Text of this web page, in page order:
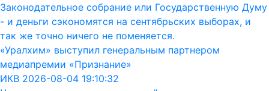
Законодательное собрание или Государственную Думу
- и деньги сэкономятся на сентябрьских выборах, и
так же точно ничего не поменяется.
«Уралхим» выступил генеральным партнером
медиапремии «Признание»
ИКВ 2026-08-04 19:10:32